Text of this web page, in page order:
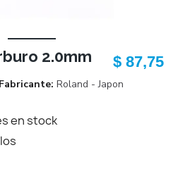
2.0mm
Fabricante Roland - Japon
$ 87,75
en stock